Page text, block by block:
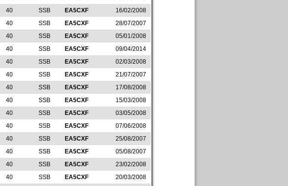
40 SSB EA5CXF
16/02/2008
40 SSB EA5CXF
28/07/2007
40 SSB EA5CXF
05/01/2008
40 SSB EA5CXF
09/04/2014
40 SSB EA5CXF
02/03/2008
40 SSB EA5CXF
21/07/2007
40 SSB EA5CXF
17/08/2008
40 SSB EA5CXF
15/03/2008
40 SSB EA5CXF
03/05/2008
40 SSB EA5CXF
07/06/2008
40 SSB EA5CXF
25/08/2007
40 SSB EA5CXF
05/08/2007
40 SSB EA5CXF
23/02/2008
40 SSB EA5CXF
20/03/2008